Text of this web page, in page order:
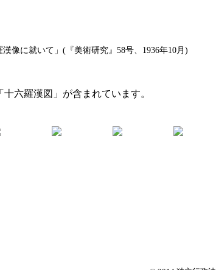
像に就いて」(『美術研究』58号、1936年10月)
六羅漢図」が含まれています。